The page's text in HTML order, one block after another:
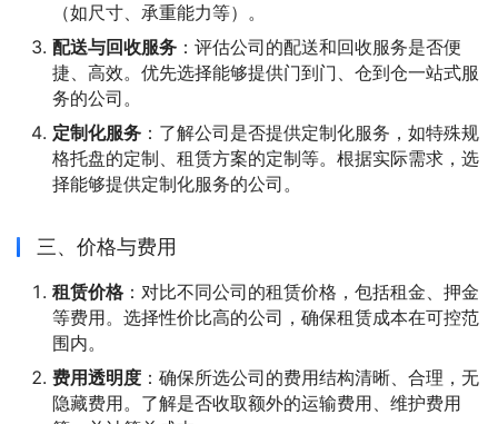
（如尺寸、承重能力等）。
配送与回收服务 ：评估公司的配送和回收服务是否便
捷、高效。优先选择能够提供门到门、仓到仓一站式服
务的公司。
定制化服务 ：了解公司是否提供定制化服务，如特殊规
格托盘的定制、租赁方案的定制等。根据实际需求，选
择能够提供定制化服务的公司。
三、价格与费用
租赁价格 ：对比不同公司的租赁价格，包括租金、押金
等费用。选择性价比高的公司，确保租赁成本在可控范
围内。
费用透明度 ：确保所选公司的费用结构清晰、合理，无
隐藏费用。了解是否收取额外的运输费用、维护费用